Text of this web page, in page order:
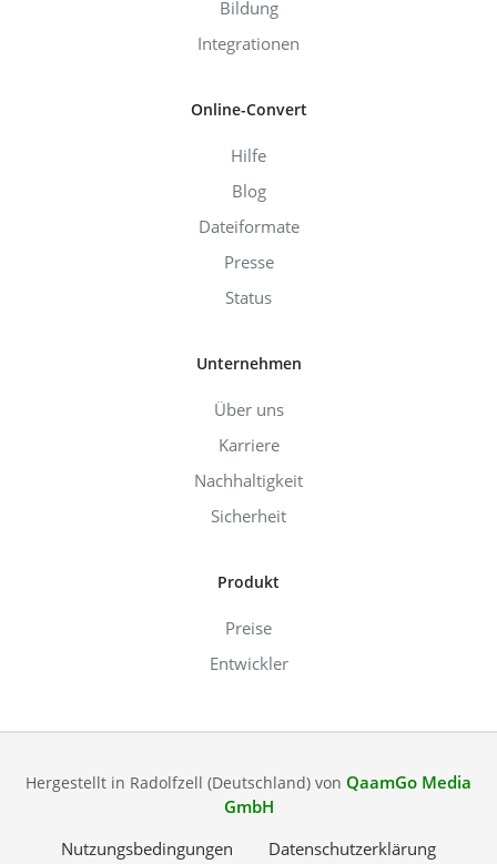
Bildung
Integrationen
Online-Convert
Hilfe
Blog
Dateiformate
Presse
Status
Unternehmen
Über uns
Karriere
Nachhaltigkeit
Sicherheit
Produkt
Preise
Entwickler
Hergestellt in Radolfzell (Deutschland) von QaamGo Media
GmbH
Nutzungsbedingungen
Datenschutzerklärung